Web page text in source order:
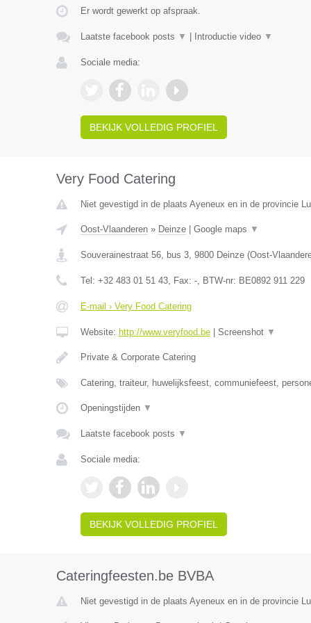
Er wordt gewerkt op afspraak.
Laatste facebook posts ▼ Introductie video ▼
Sociale media:
BEKIJK VOLLEDIG PROFIEL
Very Food Catering
Niet gevestigd in de plaats Ayeneux en in de provincie
Oost-Vlaanderen» Deinze| Google maps ▼
Souverainestraat 56, bus 3, 9800 Deinze(Oost-
Tel: +32 483 01 51 43, Fax: -, BTW-nr: BE0892 911 229
E-mail › Very Food Catering
Website: http://www.veryfood.be| Screenshot ▼
Private & Corporate Catering
Catering, traiteur, huwelijksfeest, communiefeest,
Openingstijden ▼
Laatste facebook posts ▼
Sociale media:
BEKIJK VOLLEDIG PROFIEL
Cateringfeesten.be BVBA
Niet gevestigd in de plaats Ayeneux en in de provincie